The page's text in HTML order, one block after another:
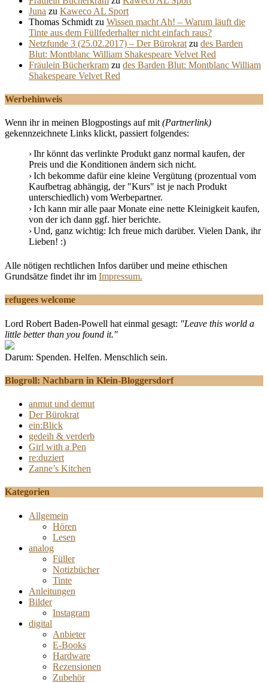
Juna zu Kaweco AL Sport
Thomas Schmidt zu Wissen macht Ah! – Warum läuft die
Tinte aus dem Füllfederhalter nicht einfach raus?
Netzfunde 3 (25.02.2017) – Der Bürokrat zu des Barden
Blut: Montblanc William Shakespeare Velvet Red
Fräulein Bücherkram zu des Barden Blut: Montblanc William
Shakespeare Velvet Red
Werbehinweis
Wenn ihr in meinen Blogpostings auf mit (Partnerlink)
gekennzeichnete Links klickt, passiert folgendes:
Ihr könnt das verlinkte Produkt ganz normal kaufen, der
Preis und die Konditionen ändern sich nicht.
Ich bekomme dafür eine kleine Vergütung (prozentual vom
Kaufbetrag abhängig, der "Kurs" ist je nach Produkt
unterschiedlich) vom Werbepartner.
Ich kann mir alle paar Monate eine nette Kleinigkeit kaufen,
von der ich dann ggf. hier berichte.
Und, ganz wichtig: Ich freue mich darüber. Vielen Dank, ihr
Lieben! :)
Alle nötigen rechtlichen Infos darüber und meine ethischen
Grundsätze findet ihr im Impressum.
refugees welcome
Lord Robert Baden-Powell hat einmal gesagt: "Leave this world a
little better than you found it."
Darum: Spenden. Helfen. Menschlich sein.
Blogroll: Nachbarn in Klein-Bloggersdorf
anmut und demut
Der Bürokrat
ein:Blick
gedeih & verderb
Girl with a Pen
re:duziert
Zanne’s Kitchen
Kategorien
Allgemein
Hören
Lesen
analog
Füller
Notizbücher
Tinte
Anleitungen
Bilder
Instagram
digital
Anbieter
E-Books
Hardware
Rezensionen
Zubehör